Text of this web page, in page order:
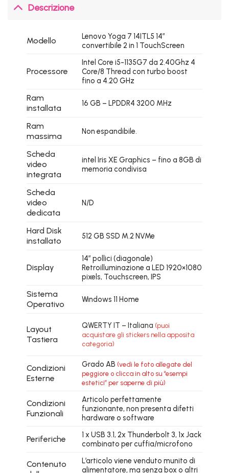
Descrizione
Modello
Lenovo Yoga 7 14ITL5 14″
convertibile 2 in 1 TouchScreen
Processore
Intel Core i5-1135G7 da 2.40Ghz 4
Core/8 Thread con turbo boost
fino a 4.20 GHz
Ram
installata
16 GB – LPDDR4 3200 MHz
Ram
massima
Non espandibile.
Scheda
video
integrata
intel Iris XE Graphics – fino a 8GB di
memoria condivisa
Scheda
video
dedicata
N/D
Hard Disk
installato
512 GB SSD M.2 NVMe
Display
14″ pollici (diagonale)
Retroilluminazione a LED 1920×1080
pixels, Touchscreen, IPS
Sistema
Operativo
Windows 11 Home
Layout
Tastiera
QWERTY IT – Italiana (puoi
acquistare gli stickers nella apposita
categoria)
Condizioni
Esterne
Grado AB (vedi le foto allegate del
peggiore o clicca in alto su “esempi
estetici” per saperne di più)
Condizioni
Funzionali
Articolo perfettamente
funzionante, non presenta difetti
hardware o software
Periferiche
1 x USB 3.1, 2x Thunderbolt 3, 1x Jack
combinato per cuffia/microfono
Contenuto
L’articolo viene venduto munito di
alimentatore, ma senza box o altri